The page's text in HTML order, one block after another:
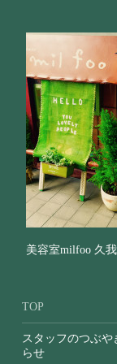
美容室milfoo 久
TOP
スタッフのつぶや
らせ